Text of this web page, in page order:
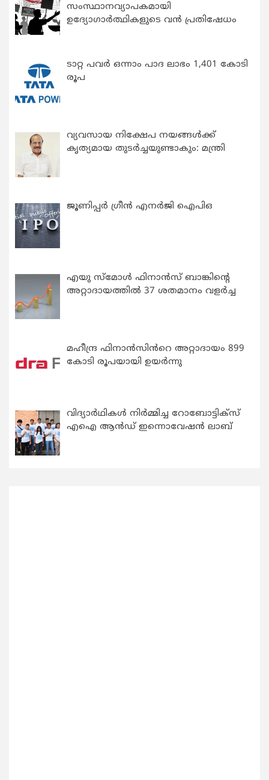
സംസ്ഥാനവ്യാപകമായി
ഉദ്യോഗാര്‍ത്ഥികളുടെ വന്‍ പ്രതിഷേധം
ടാറ്റ പവർ ഒന്നാം പാദ ലാഭം 1,401 കോടി
രൂപ
വ്യവസായ നിക്ഷേപ നയങ്ങള്‍ക്ക്
കൃത്യമായ തുടര്‍ച്ചയുണ്ടാകും: മന്ത്രി
ജൂണിപ്പർ ഗ്രീൻ എനർജി ഐപിഒ
എയു സ്‌മോൾ ഫിനാൻസ് ബാങ്കിന്റെ
അറ്റാദായത്തിൽ 37 ശതമാനം വളർച്ച
മഹീന്ദ്ര ഫിനാൻസിൻറെ അറ്റാദായം 899
കോടി രൂപയായി ഉയർന്നു
വിദ്യാര്‍ഥികള്‍ നിര്‍മ്മിച്ച റോബോട്ടിക്സ്
എഐ ആന്‍ഡ് ഇന്നൊവേഷന്‍ ലാബ്